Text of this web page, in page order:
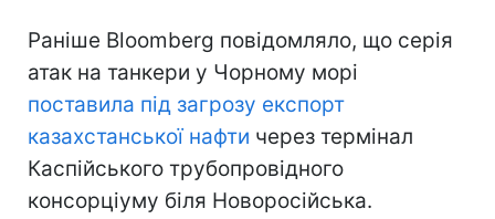
Раніше Bloomberg повідомляло, що серія
атак на танкери у Чорному морі
поставила під загрозу експорт
казахстанської нафти через термінал
Каспійського трубопровідного
консорціуму біля Новоросійська.